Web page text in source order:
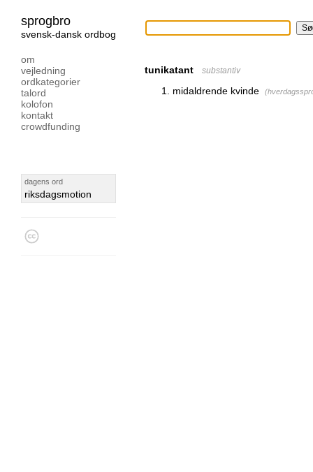
sprogbro
svensk-dansk ordbog
om
vejledning
ordkategorier
talord
kolofon
kontakt
crowdfunding
dagens ord
riksdagsmotion
tunikatant substantiv
midaldrende kvinde (